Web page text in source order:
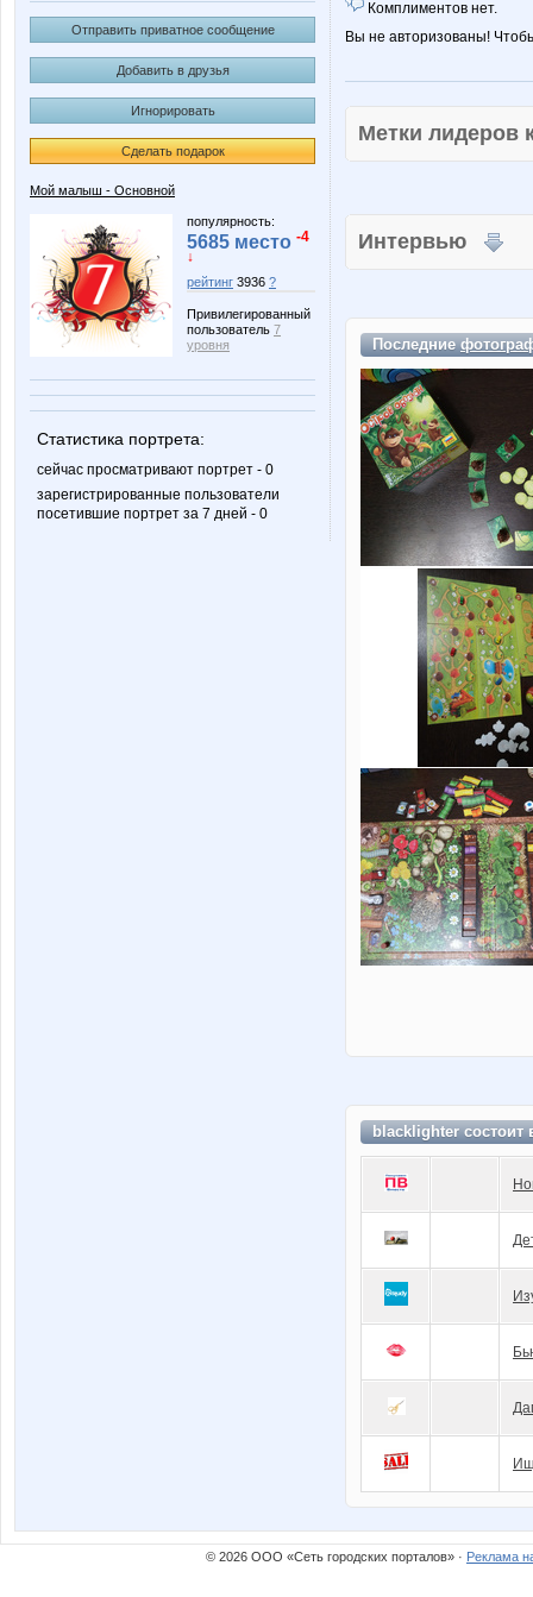
Отправить приватное сообщение
Добавить в друзья
Игнорировать
Сделать подарок
Мой малыш - Основной
популярность:
5685 место -4
↓
рейтинг 3936 ?
Привилегированный
пользователь 7
уровня
Статистика портрета:
сейчас просматривают портрет - 0
зарегистрированные пользователи
посетившие портрет за 7 дней - 0
Комплиментов нет.
Вы не авторизованы!
Метки
Интервью
Последние
blacklighter состоит
© 2026 ООО «Сеть городских порталов» · Реклама